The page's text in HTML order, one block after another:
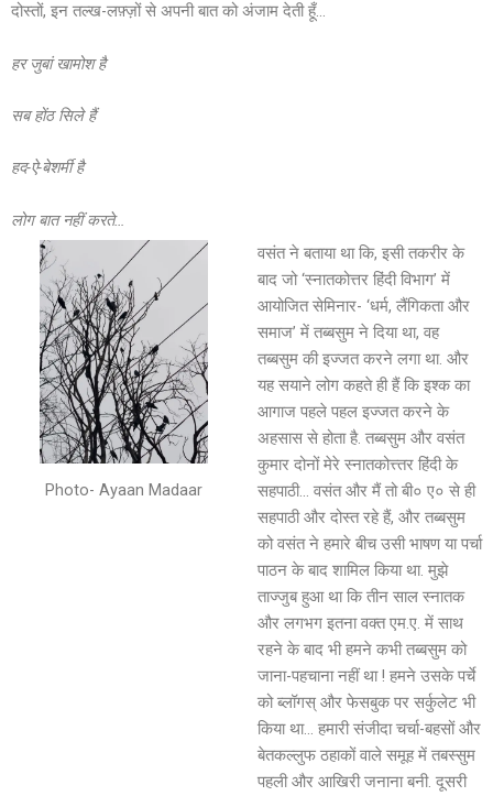
दोस्तों, इन तल्ख-लफ़्ज़ों से अपनी बात को अंजाम देती हूँ…
हर जुबां खामोश है
सब होंठ सिले हैं
हद-ऐ-बेशर्मी है
लोग बात नहीं करते…
Photo- Ayaan Madaar
वसंत ने बताया था कि, इसी तकरीर के
बाद जो ‘स्नातकोत्तर हिंदी विभाग’ में
आयोजित सेमिनार- ‘धर्म, लैंगिकता और
समाज’ में तब्बसुम ने दिया था, वह
तब्बसुम की इज्जत करने लगा था. और
यह सयाने लोग कहते ही हैं कि इश्क का
आगाज पहले पहल इज्जत करने के
अहसास से होता है. तब्बसुम और वसंत
कुमार दोनों मेरे स्नातकोत्त्तर हिंदी के
सहपाठी… वसंत और मैं तो बी० ए० से ही
सहपाठी और दोस्त रहे हैं, और तब्बसुम
को वसंत ने हमारे बीच उसी भाषण या पर्चा
पाठन के बाद शामिल किया था. मुझे
ताज्जुब हुआ था कि तीन साल स्नातक
और लगभग इतना वक्त एम.ए. में साथ
रहने के बाद भी हमने कभी तब्बसुम को
जाना-पहचाना नहीं था ! हमने उसके पर्चे
को ब्लॉगस् और फेसबुक पर सर्कुलेट भी
किया था… हमारी संजीदा चर्चा-बहसों और
बेतकल्लुफ ठहाकों वाले समूह में तबस्सुम
पहली और आखिरी जनाना बनी. दूसरी